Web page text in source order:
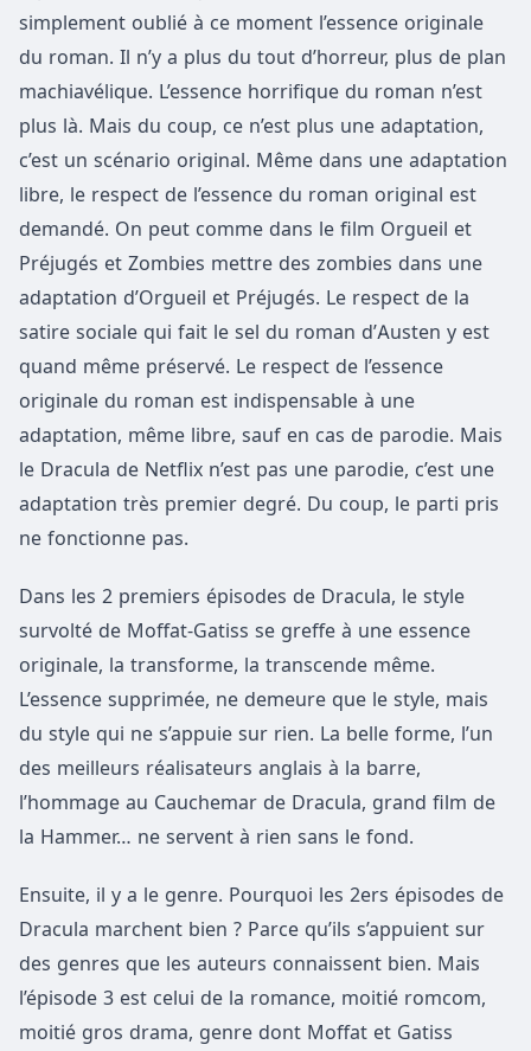
simplement oublié à ce moment l’essence originale
du roman. Il n’y a plus du tout d’horreur, plus de plan
machiavélique. L’essence horrifique du roman n’est
plus là. Mais du coup, ce n’est plus une adaptation,
c’est un scénario original. Même dans une adaptation
libre, le respect de l’essence du roman original est
demandé. On peut comme dans le film Orgueil et
Préjugés et Zombies mettre des zombies dans une
adaptation d’Orgueil et Préjugés. Le respect de la
satire sociale qui fait le sel du roman d’Austen y est
quand même préservé. Le respect de l’essence
originale du roman est indispensable à une
adaptation, même libre, sauf en cas de parodie. Mais
le Dracula de Netflix n’est pas une parodie, c’est une
adaptation très premier degré. Du coup, le parti pris
ne fonctionne pas.
Dans les 2 premiers épisodes de Dracula, le style
survolté de Moffat-Gatiss se greffe à une essence
originale, la transforme, la transcende même.
L’essence supprimée, ne demeure que le style, mais
du style qui ne s’appuie sur rien. La belle forme, l’un
des meilleurs réalisateurs anglais à la barre,
l’hommage au Cauchemar de Dracula, grand film de
la Hammer… ne servent à rien sans le fond.
Ensuite, il y a le genre. Pourquoi les 2ers épisodes de
Dracula marchent bien ? Parce qu’ils s’appuient sur
des genres que les auteurs connaissent bien. Mais
l’épisode 3 est celui de la romance, moitié romcom,
moitié gros drama, genre dont Moffat et Gatiss